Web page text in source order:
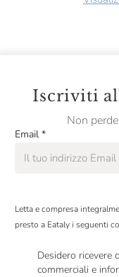
Iscriviti
Non
Email *
Letta e compresa
presto a Eataly i seguenti
Desidero ricevere
commerciali e